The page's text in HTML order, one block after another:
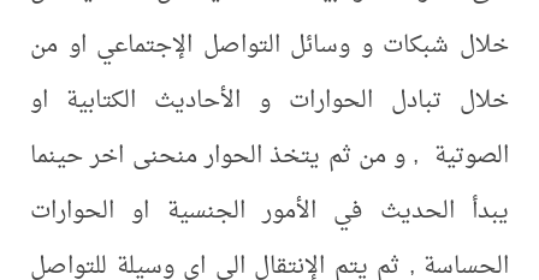
خلال شبكات و وسائل التواصل الإجتماعي او من
خلال تبادل الحوارات و الأحاديث الكتابية او
الصوتية , و من ثم يتخذ الحوار منحنى اخر حينما
يبدأ الحديث في الأمور الجنسية او الحوارات
الحساسة , ثم يتم الإنتقال الى اي وسيلة للتواصل